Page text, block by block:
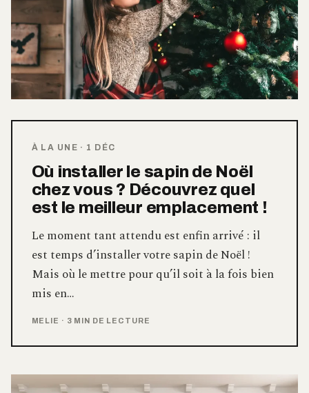
À LA UNE · 1 DÉC
Où installer le sapin de Noël
chez vous ? Découvrez quel
est le meilleur emplacement !
Le moment tant attendu est enfin arrivé : il
est temps d’installer votre sapin de Noël !
Mais où le mettre pour qu’il soit à la fois bien
mis en…
MELIE · 3 MIN DE LECTURE